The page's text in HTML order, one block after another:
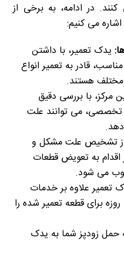
در ادامه، به برخی از
می کنیم:
: یدک تعمیر، با داشتن
قادر به تعمیر انواع
مختلف هستند.
مرکز، با بررسی دقیق
تخصصی، می توانند علت
تشخیص علت مشکل و
اقدام به تعویض قطعات
می شود.
تعمیر علاوه بر خدمات
تعمیر، ضمانت و پشتیبانی ۹۰ روزه برای قطعه تعمیر شده را
حمل زودپز شما به یدک